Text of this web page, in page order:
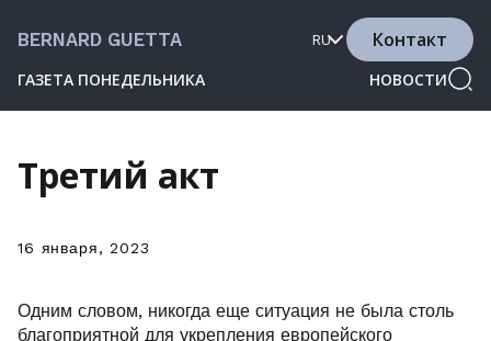
BERNARD GUETTA
ГАЗЕТА ПОНЕДЕЛЬНИКА НОВОСТИ
RU Контакт
Третий акт
16 января, 2023
Одним словом, никогда еще ситуация не была столь
благоприятной для укрепления европейского